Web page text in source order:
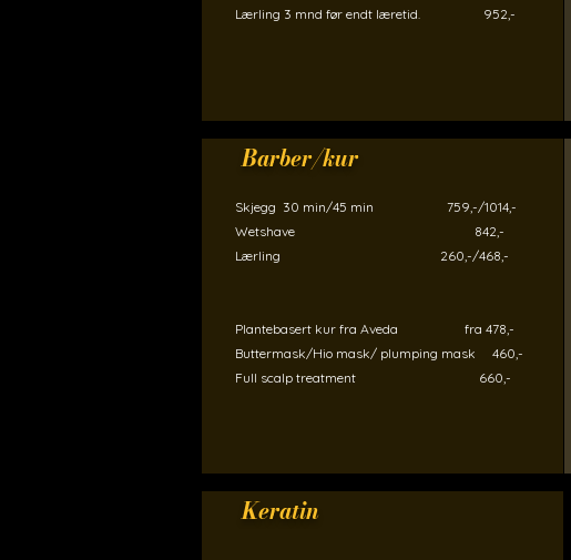
Lærling 3 mnd før endt læretid. 952,-
Barber/kur
Skjegg 30 min/45 min 759,-/1014,-
Wetshave 842,-
Lærling 260,-/468,-
Plantebasert kur fra Aveda fra 478,-
Buttermask/Hio mask/ plumping mask 460,-
Full scalp treatment 660,-
Keratin